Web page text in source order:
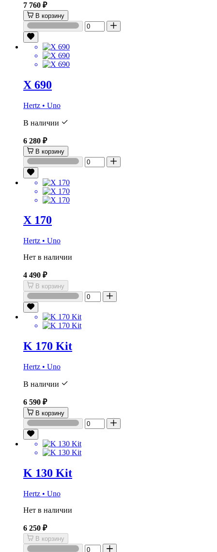
7 760 ₽
В корзину
X 690
Hertz • Uno
В наличии
6 280 ₽
В корзину
X 170
Hertz • Uno
Нет в наличии
4 490 ₽
В корзину
K 170 Kit
Hertz • Uno
В наличии
6 590 ₽
В корзину
K 130 Kit
Hertz • Uno
Нет в наличии
6 250 ₽
В корзину